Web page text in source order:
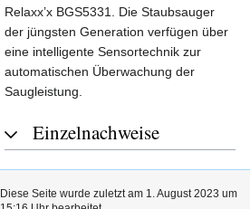
Relaxx’x BGS5331. Die Staubsauger
der jüngsten Generation verfügen über
eine intelligente Sensortechnik zur
automatischen Überwachung der
Saugleistung.
Einzelnachweise
Diese Seite wurde zuletzt am 1. August 2023 um